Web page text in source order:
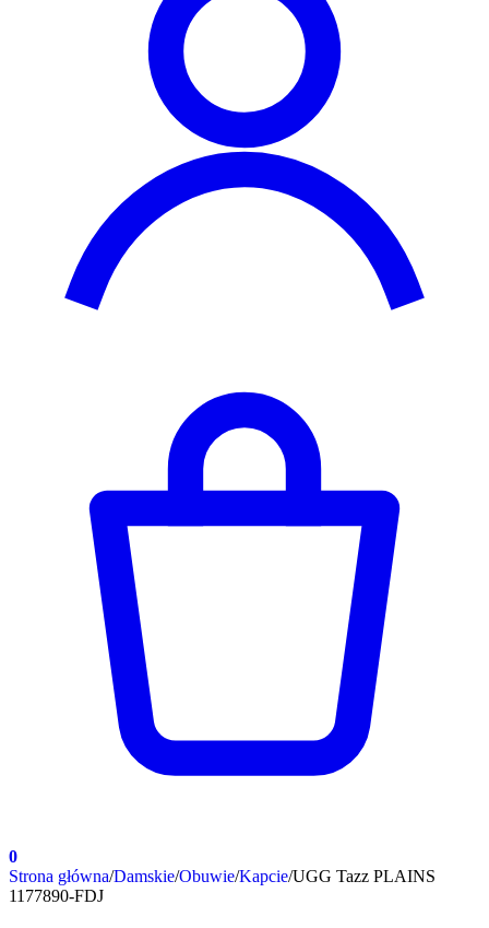
0
Strona główna/Damskie/Obuwie/Kapcie/UGG Tazz PLAINS
1177890-FDJ